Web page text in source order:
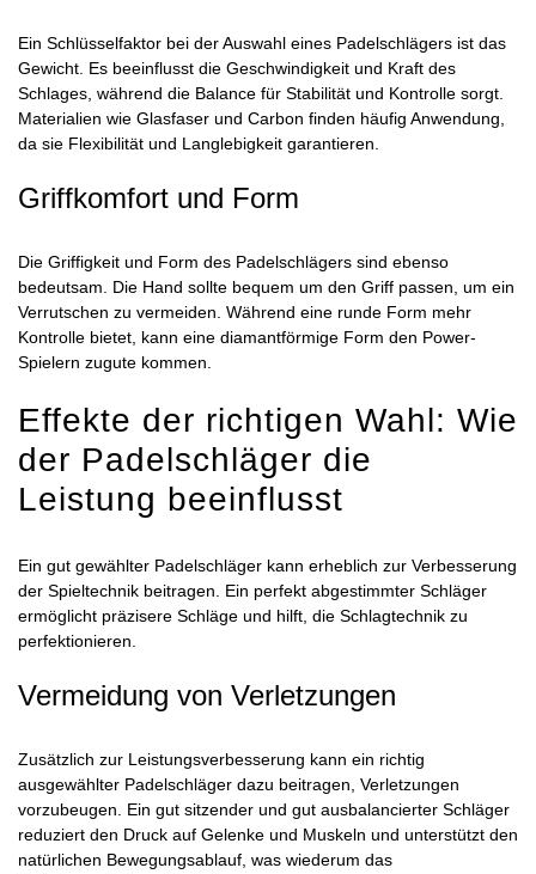
Ein Schlüsselfaktor bei der Auswahl eines Padelschlägers ist das
Gewicht. Es beeinflusst die Geschwindigkeit und Kraft des
Schlages, während die Balance für Stabilität und Kontrolle sorgt.
Materialien wie Glasfaser und Carbon finden häufig Anwendung,
da sie Flexibilität und Langlebigkeit garantieren.
Griffkomfort und Form
Die Griffigkeit und Form des Padelschlägers sind ebenso
bedeutsam. Die Hand sollte bequem um den Griff passen, um ein
Verrutschen zu vermeiden. Während eine runde Form mehr
Kontrolle bietet, kann eine diamantförmige Form den Power-
Spielern zugute kommen.
Effekte der richtigen Wahl: Wie
der Padelschläger die
Leistung beeinflusst
Ein gut gewählter Padelschläger kann erheblich zur Verbesserung
der Spieltechnik beitragen. Ein perfekt abgestimmter Schläger
ermöglicht präzisere Schläge und hilft, die Schlagtechnik zu
perfektionieren.
Vermeidung von Verletzungen
Zusätzlich zur Leistungsverbesserung kann ein richtig
ausgewählter Padelschläger dazu beitragen, Verletzungen
vorzubeugen. Ein gut sitzender und gut ausbalancierter Schläger
reduziert den Druck auf Gelenke und Muskeln und unterstützt den
natürlichen Bewegungsablauf, was wiederum das